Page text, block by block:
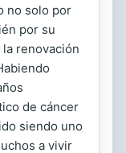
no solo por
por su
renovación
de cáncer
siendo uno
a vivir